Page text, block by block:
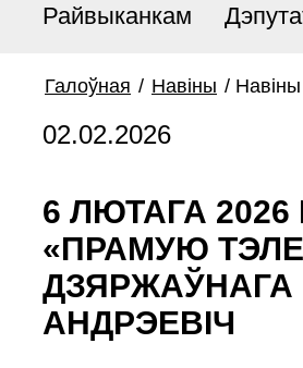
Райвыканкам
Галоўная / Навiны / Навiны
02.02.2026
6 ЛЮТАГА
«ПРАМУЮ
АНДРЭЕВІЧ